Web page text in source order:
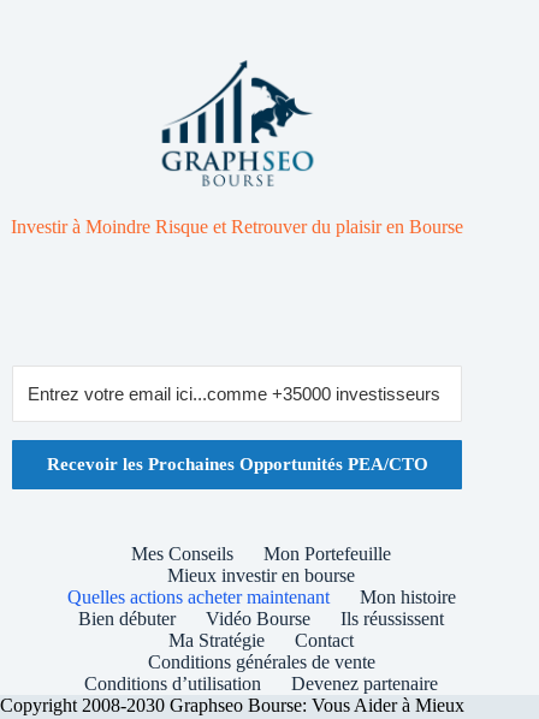
Investir à Moindre Risque et Retrouver du plaisir en Bourse
Recevoir les Prochaines Opportunités PEA/CTO
Mes Conseils
Mon Portefeuille
Mieux investir en bourse
Quelles actions acheter maintenant
Mon histoire
Bien débuter
Vidéo Bourse
Ils réussissent
Ma Stratégie
Contact
Conditions générales de vente
Conditions d’utilisation
Devenez partenaire
Copyright 2008-2030 Graphseo Bourse: Vous Aider à Mieux